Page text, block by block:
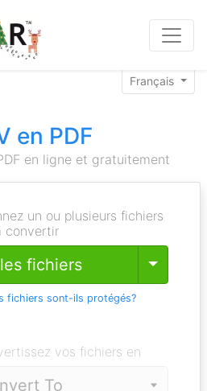
Français
en PDF
en ligne et gratuitement
un ou plusieurs fichiers
convertir
fichiers Toggle
fichiers sont-ils protégés?
vos fichiers en